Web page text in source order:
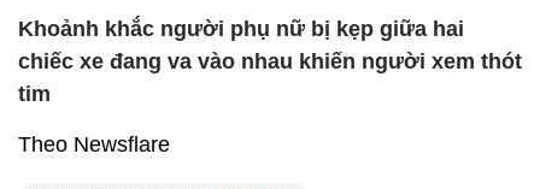
Khoảnh khắc người phụ nữ bị kẹp giữa hai
chiếc xe đang va vào nhau khiến người xem thót
tim
Theo Newsflare